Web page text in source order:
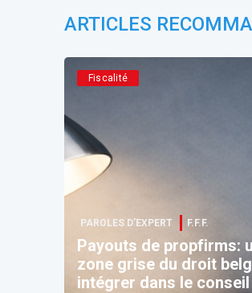
ARTICLES
Fiscalité
PAROLES D’EXPERT F.F.F.
Payouts de propfirms:
zone grise du droit
intégrer dans le conseil